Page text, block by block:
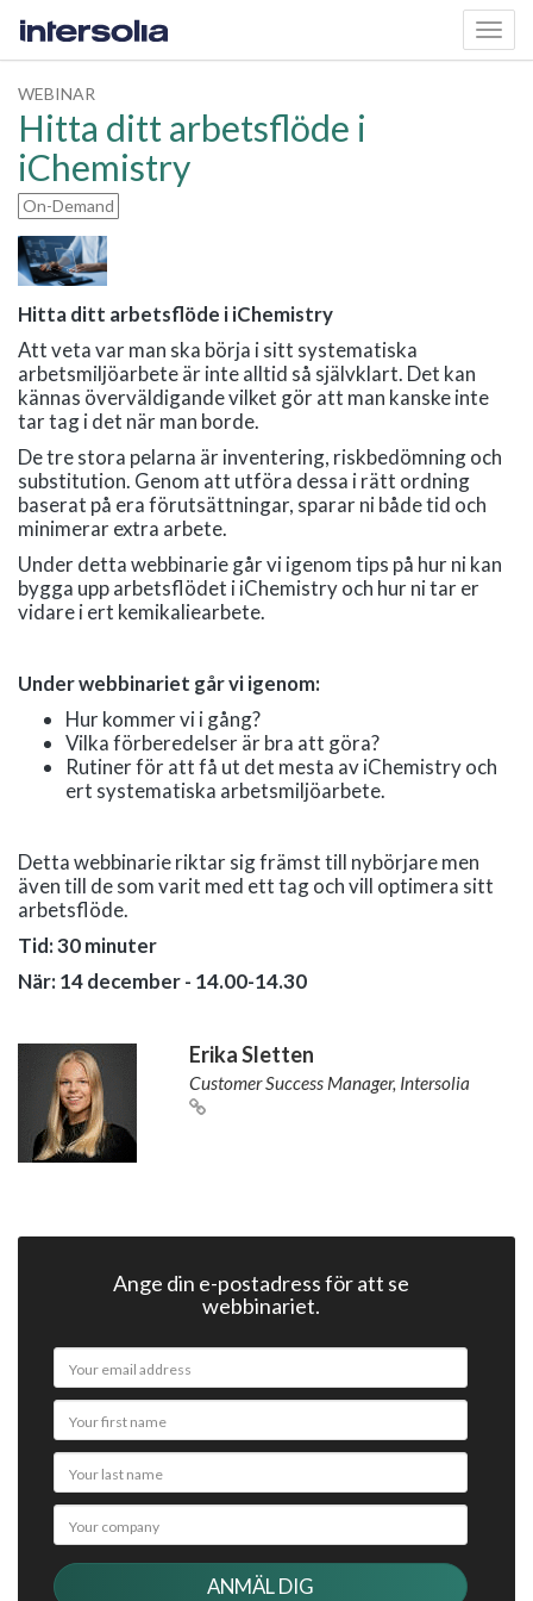
WEBINAR
Hitta ditt arbetsflöde i
iChemistry
On-Demand
Hitta ditt arbetsflöde i iChemistry
Att veta var man ska börja i sitt systematiska
arbetsmiljöarbete är inte alltid så självklart. Det kan
kännas överväldigande vilket gör att man kanske inte
tar tag i det när man borde.
De tre stora pelarna är inventering, riskbedömning och
substitution. Genom att utföra dessa i rätt ordning
baserat på era förutsättningar, sparar ni både tid och
minimerar extra arbete.
Under detta webbinarie går vi igenom tips på hur ni kan
bygga upp arbetsflödet i iChemistry och hur ni tar er
vidare i ert kemikaliearbete.
Under webbinariet går vi igenom:
Hur kommer vi i gång?
Vilka förberedelser är bra att göra?
Rutiner för att få ut det mesta av iChemistry och
ert systematiska arbetsmiljöarbete.
Detta webbinarie riktar sig främst till nybörjare men
även till de som varit med ett tag och vill optimera sitt
arbetsflöde.
Tid: 30 minuter
När: 14 december - 14.00-14.30
Erika Sletten
Customer Success Manager, Intersolia
Ange din e-postadress för att se
webbinariet.